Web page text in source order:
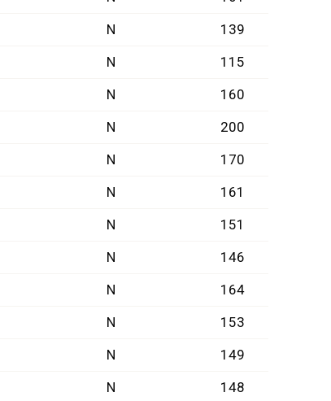
N
139
N
115
N
160
N
200
N
170
N
161
N
151
N
146
N
164
N
153
N
149
N
148